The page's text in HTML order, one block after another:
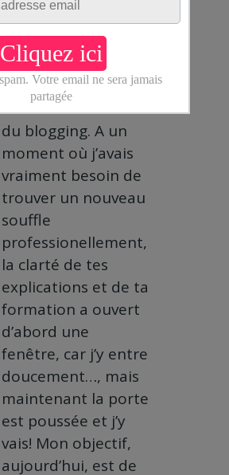
Tu m’as rendu
accessible un
univers immense,
qui m’était inconnu,
celui de la Toile et
du blogging. A un
moment où j’avais
vraiment besoin de
trouver un nouveau
souffle
professionellement,
la clarté de tes
explications et de ta
formation a ouvert
d’abord une
fenêtre, car j’y entre
doucement…, mais
maintenant la porte
est poussée et j’y
vais! Mon objectif,
aujourd’hui, est de